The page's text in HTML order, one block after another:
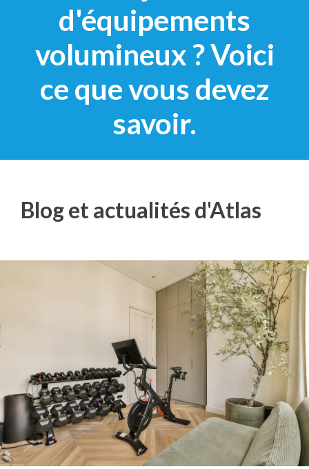
d'équipements
volumineux ? Voici
ce que vous devez
savoir.
Blog et actualités d'Atlas